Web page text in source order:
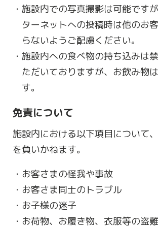
施設内での写真撮影は可能です
ターネットへの投稿時は他のお
らないようご配慮ください。
施設内への食べ物の持ち込みは
ただいておりますが、お飲み物
す。
免責について
施設内における以下項目について
を負いかねます。
お客さまの怪我や事故
お客さま同士のトラブル
お子様の迷子
お荷物、お履き物、衣服等の盗